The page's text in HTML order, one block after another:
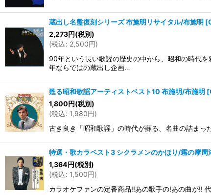
蔵出し名盤復刻シリーズ 布施明リサイタル/布施明
2,273円(税別)
(税込: 2,500円)
90年という長い歌謡の歴史の中から、昭和の時代
年ならではの蔵出し企画…
甦る昭和歌謡アーティストベスト10 布施明/布施明
1,800円(税別)
(税込: 1,980円)
古き良き「昭和歌謡」の時代が蘇る、名曲の詰ま
特選・歌カラベスト3 シクラメンのかほり/霧の摩
1,364円(税別)
(税込: 1,500円)
カラオケファンの定番商品!!あの歌手の!あの曲が!!